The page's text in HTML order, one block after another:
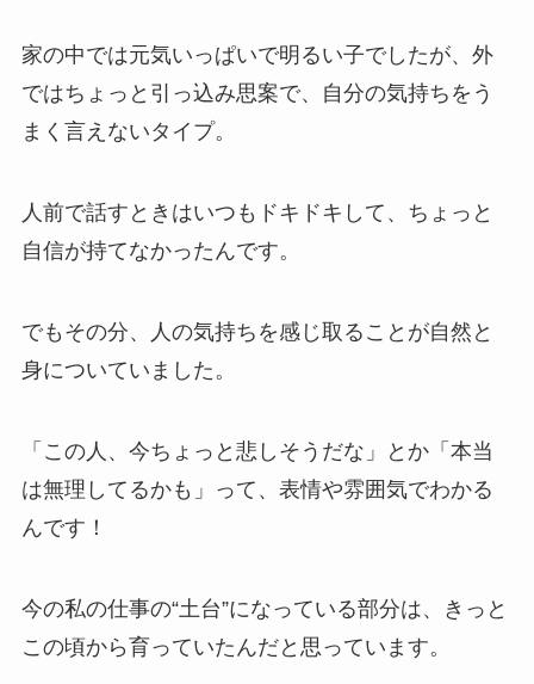
家の中では元気いっぱいで明るい子でしたが、外
ではちょっと引っ込み思案で、自分の気持ちをう
まく言えないタイプ。
人前で話すときはいつもドキドキして、ちょっと
自信が持てなかったんです。
でもその分、人の気持ちを感じ取ることが自然と
身についていました。
「この人、今ちょっと悲しそうだな」とか「本当
は無理してるかも」って、表情や雰囲気でわかる
んです！
今の私の仕事の“土台”になっている部分は、きっと
この頃から育っていたんだと思っています。